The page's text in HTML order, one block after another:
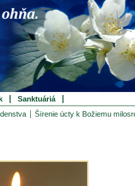
Sanktuáriá
Šírenie úcty k Božiemu